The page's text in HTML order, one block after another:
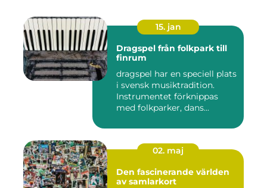
15. jan
Dragspel från folkpark till
finrum
dragspel har en speciell plats
i svensk musiktradition.
Instrumentet förknippas
med folkparker, dans...
02. maj
Den fascinerande världen
av samlarkort